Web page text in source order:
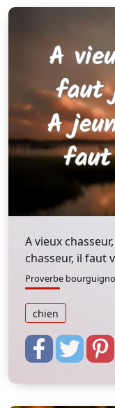
A vieux
chasseur, il faut
Proverbe
chien